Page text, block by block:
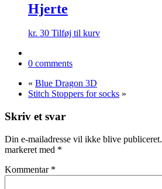
Hjerte
kr. 30 Tilføj til kurv
0 comments
« Blue Dragon 3D
Stitch Stoppers for socks »
Skriv et svar
Din e-mailadresse vil ikke blive publiceret.
markeret med *
Kommentar *